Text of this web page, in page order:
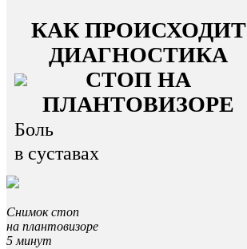
Боль
в суставах
КАК ПРОИСХОДИТ
ДИАГНОСТИКА
СТОП НА
ПЛАНТОВИЗОРЕ
Снимок стоп
на плантовизоре
5 минут